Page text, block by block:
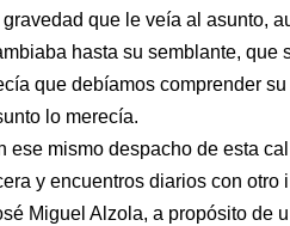
gravedad que le veía al asunto,
hasta su semblante, que
que debíamos comprender
lo merecía.
ese mismo despacho de esta
y encuentros diarios con otro
Miguel Alzola, a propósito de